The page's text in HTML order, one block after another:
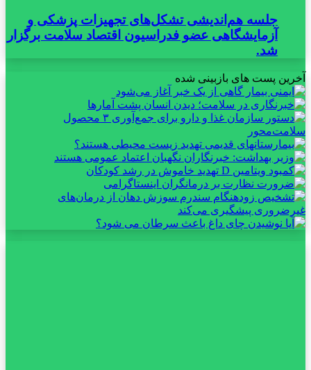
جلسه هم‌اندیشی تشکل‌های تجهیزات پزشکی و
آزمایشگاهی عضو فدراسیون اقتصاد سلامت برگزار
شد.
آخرین پست های بازبینی شده